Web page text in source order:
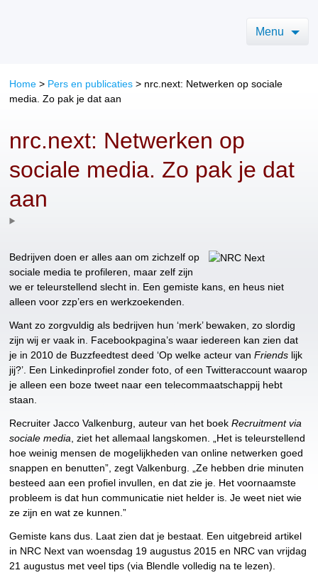
Menu
Home > Pers en publicaties > nrc.next: Netwerken op sociale
media. Zo pak je dat aan
nrc.next: Netwerken op
sociale media. Zo pak je dat
aan
Bedrijven doen er alles aan om zichzelf op
sociale media te profileren, maar zelf zijn
we er teleurstellend slecht in. Een gemiste kans, en heus niet
alleen voor zzp’ers en werkzoekenden.
Want zo zorgvuldig als bedrijven hun ‘merk’ bewaken, zo slordig
zijn wij er vaak in. Facebookpagina’s waar iedereen kan zien dat
je in 2010 de Buzzfeedtest deed ‘Op welke acteur vanFriends lijk
jij?’. Een Linkedinprofiel zonder foto, of een Twitteraccount waarop
je alleen een boze tweet naar een telecommaatschappij hebt
staan.
Recruiter Jacco Valkenburg, auteur van het boek Recruitment via
sociale media , ziet het allemaal langskomen. „Het is teleurstellend
hoe weinig mensen de mogelijkheden van online netwerken goed
snappen en benutten”, zegt Valkenburg. „Ze hebben drie minuten
besteed aan een profiel invullen, en dat zie je. Het voornaamste
probleem is dat hun communicatie niet helder is. Je weet niet wie
ze zijn en wat ze kunnen.”
Gemiste kans dus. Laat zien dat je bestaat. Een uitgebreid artikel
in NRC Next van woensdag 19 augustus 2015 en NRC van vrijdag
21 augustus met veel tips (via Blendle volledig na te lezen).